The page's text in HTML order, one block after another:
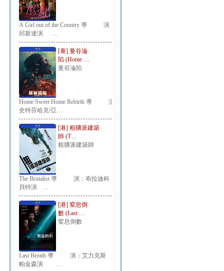
A Girl out of the Country 導 演：
邱新達演 …
[泰] 曼谷淪
陷 (Home …
曼谷淪陷
Home Sweet Home Rebirth 導 演：
史特芬哈克/亞…
[港] 粗獷派建築
師 (T…
粗獷派建築師
The Brutalist 導 演：布拉迪科
貝特演 …
[港] 窒息倒
數 (Last …
窒息倒數
Last Breath 導 演：艾力克斯
帕金森演 …